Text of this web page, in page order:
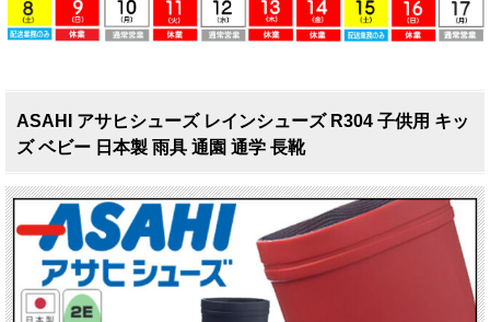
ASAHI アサヒシューズ レインシューズ R304 子供用 キッ
ズ ベビー 日本製 雨具 通園 通学 長靴